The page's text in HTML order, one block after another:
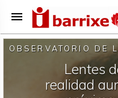
menu
OBSERVATORIO DE
Lentes
realidad